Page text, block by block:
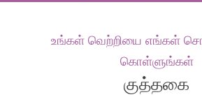
உங்கள் வெற்றியை எங்கள்
கொள்ளுங்கள்
குத்தகை